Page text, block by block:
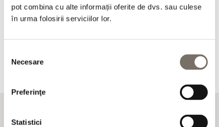
pot combina cu alte informații oferite de dvs. sau culese
în urma folosirii serviciilor lor.
consimțământului
Necesare
Preferinţe
Statistici
Profitați de cele mai bune condiții